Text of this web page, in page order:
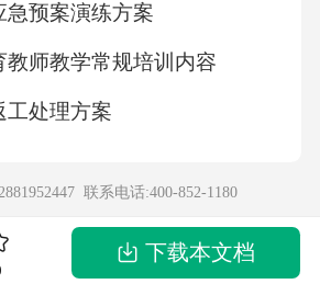
固、水浸不烂”的特点。（1）
朱砂，“千秋国色浓”说明HgS
质________(选填“稳定”或“活
于”或“不属于”)有机高分子化
急预案演练方案
教师教学常规培训内容
工处理方案
联系电话:400-852-1180
下载本文档